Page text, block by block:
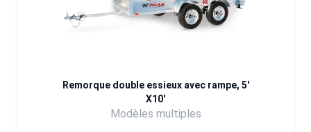
Remorque double essieux avec rampe, 5'
X10'
Modèles multiples